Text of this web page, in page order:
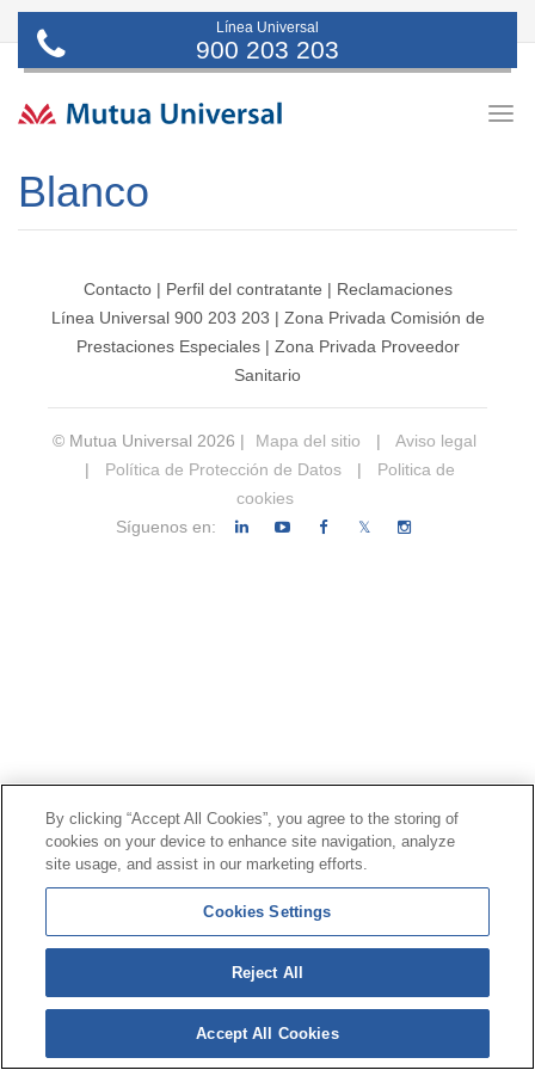
Línea Universal
900 203 203
Blanco
Contacto| Perfil del contratante | Reclamaciones
Línea Universal 900 203 203 | Zona Privada Comisión de
Prestaciones Especiales| Zona Privada Proveedor
Sanitario
© Mutua Universal 2026 | Mapa del sitio |
Aviso legal
|
Política de Protección de Datos |
Politica de
cookies
Síguenos en:
𝕏
By clicking “Accept All Cookies”, you agree to the storing of
cookies on your device to enhance site navigation, analyze
site usage, and assist in our marketing efforts.
Cookies Settings
Reject All
Accept All Cookies